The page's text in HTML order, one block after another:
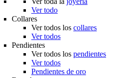
Ver todo
Collares
Ver todos los collares
Ver todos
Pendientes
Ver todos los pendientes
Ver todos
Pendientes de oro